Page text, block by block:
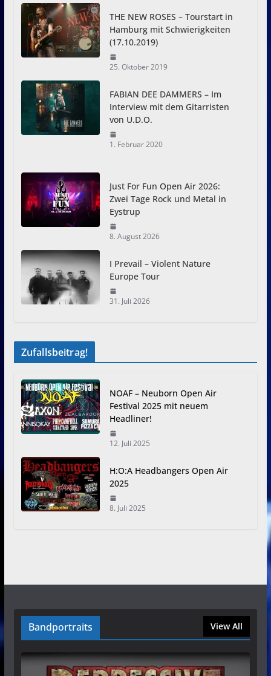
THE NEW ROSES – Tourstart in
Hamburg mit Schwierigkeiten
(17.10.2019)
25. Oktober 2019
FABIAN DEE DAMMERS – Im
Interview mit dem Gitarristen
von U.D.O.
1. Februar 2020
Just For Fun Open Air 2026:
Zwei Tage Rock und Metal in
Eystrup
8. August 2026
I Prevail – Violent Nature
Europe Tour
31. Juli 2026
Zufallsbeitrag!
NOAF – Neuborn Open Air
Festival 2025 mit neuem
Headliner!
12. Juli 2025
H:O:A Headbangers Open Air
2025
8. Juli 2025
Bandportraits View All